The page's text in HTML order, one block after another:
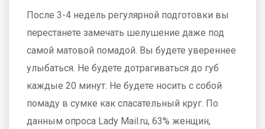
После 3-4 недель регулярной подготовки вы
перестанете замечать шелушение даже под
самой матовой помадой. Вы будете увереннее
улыбаться. Не будете дотрагиваться до губ
каждые 20 минут. Не будете носить с собой
помаду в сумке как спасательный круг. По
данным опроса Lady Mail.ru, 63% женщин,